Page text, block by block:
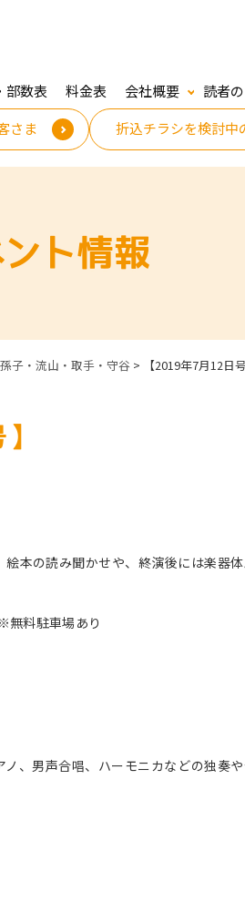
部数表 料金表 会社概要
読者
さま
折込チラシを検討中
ト情報
子・流山・取手・守谷 > 【2019年7月12日
本の読み聞かせや、終演後には楽器
無料駐車場あり
、男声合唱、ハーモニカなどの独奏